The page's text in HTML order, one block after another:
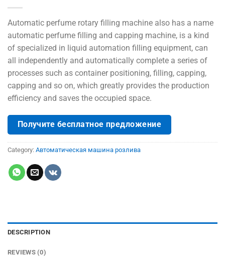
Automatic perfume rotary filling machine also has a name
automatic perfume filling and capping machine, is a kind
of specialized in liquid automation filling equipment, can
all independently and automatically complete a series of
processes such as container positioning, filling, capping,
capping and so on, which greatly provides the production
efficiency and saves the occupied space.
Получите бесплатное предложение
Category: Автоматическая машина розлива
DESCRIPTION
REVIEWS (0)